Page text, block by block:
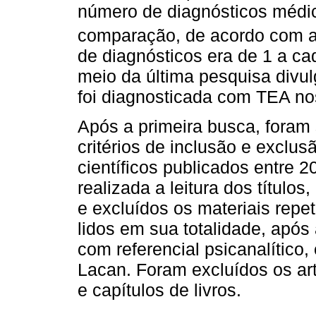
número de diagnósticos
comparação, de acordo com
de diagnósticos era de 1 a
meio da última pesquisa
foi diagnosticada com TEA
Após a primeira busca,
critérios de inclusão e
científicos publicados entre
realizada a leitura dos
e excluídos os materiais
lidos em sua totalidade,
com referencial
Lacan. Foram excluídos os
e capítulos de livros.